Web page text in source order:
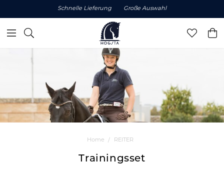
Schnelle Lieferung Große Auswahl
Home REITER
Trainingsset